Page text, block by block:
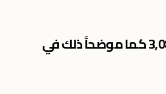
*** تم تخفيض مبلغ الحملة الى 3,085 كما موضحاً ذلك في